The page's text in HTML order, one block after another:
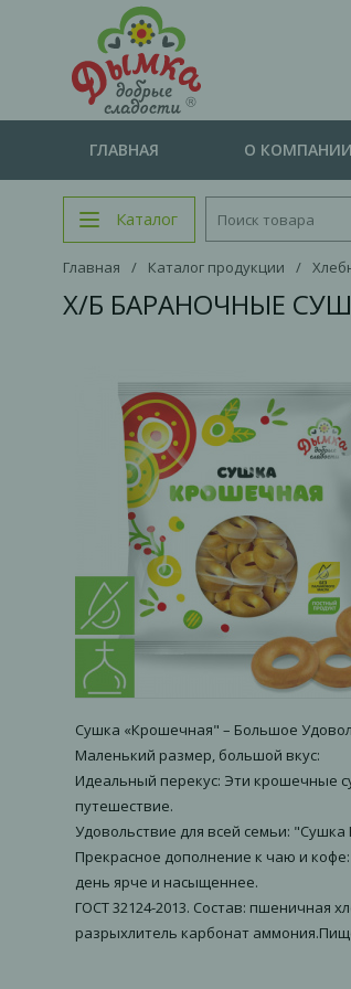
ГЛАВНАЯ О КОМПАНИИ
Каталог
Главная / Каталог продукции /
Х/Б БАРАНОЧНЫЕ
Сушка «Крошечная" – Большое
Маленький размер, большой вкус:
Идеальный перекус: Эти крошечные
путешествие.
Удовольствие для всей семьи:
Прекрасное дополнение к чаю и
день ярче и насыщеннее.
ГОСТ 32124-2013. Состав: пшеничная
разрыхлитель карбонат